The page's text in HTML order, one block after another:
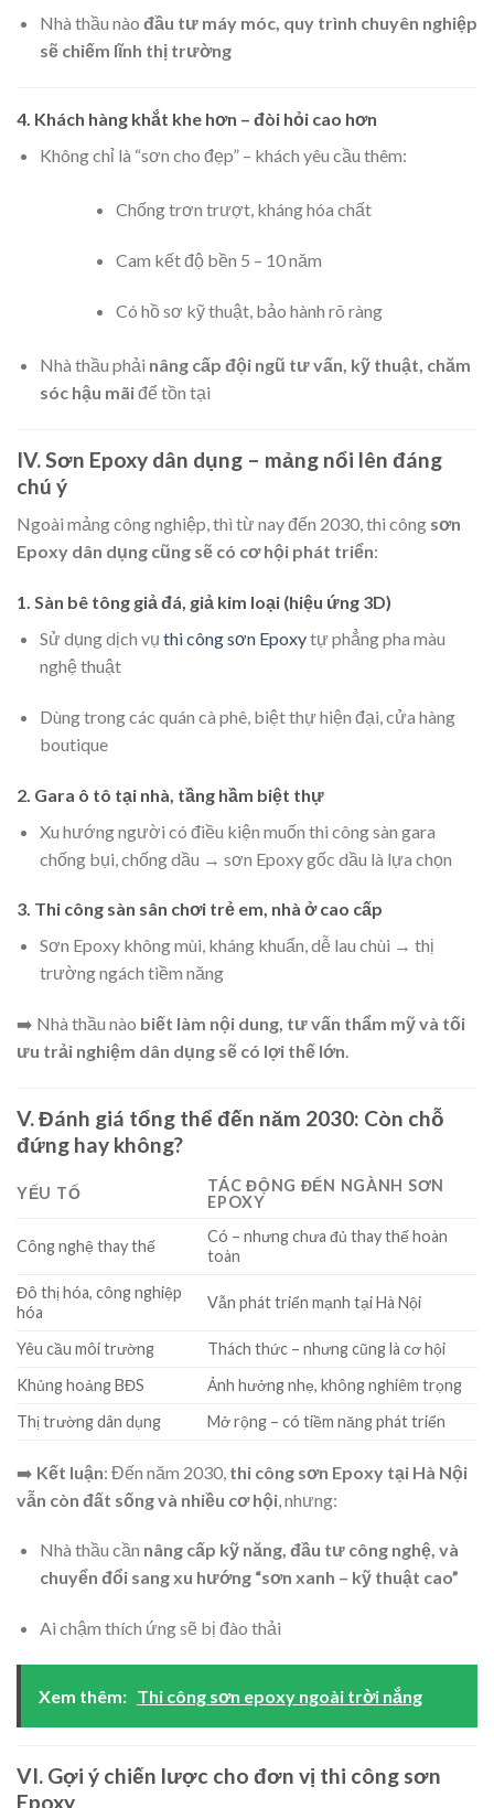
Nhà thầu nào đầu tư máy móc, quy trình chuyên nghiệp
sẽ chiếm lĩnh thị trường
4. Khách hàng khắt khe hơn – đòi hỏi cao hơn
Không chỉ là “sơn cho đẹp” – khách yêu cầu thêm:
Chống trơn trượt, kháng hóa chất
Cam kết độ bền 5 – 10 năm
Có hồ sơ kỹ thuật, bảo hành rõ ràng
Nhà thầu phải nâng cấp đội ngũ tư vấn, kỹ thuật, chăm
sóc hậu mãiđể tồn tại
IV. Sơn Epoxy dân dụng – mảng nổi lên đáng
chú ý
Ngoài mảng công nghiệp, thì từ nay đến 2030, thi công sơn
Epoxy dân dụng cũng sẽ có cơ hội phát triển:
1. Sàn bê tông giả đá, giả kim loại (hiệu ứng 3D)
Sử dụng dịch vụ thi công sơn Epoxytự phẳng pha màu
nghệ thuật
Dùng trong các quán cà phê, biệt thự hiện đại, cửa hàng
boutique
2. Gara ô tô tại nhà, tầng hầm biệt thự
Xu hướng người có điều kiện muốn thi công sàn gara
chống bụi, chống dầu → sơn Epoxy gốc dầu là lựa chọn
3. Thi công sàn sân chơi trẻ em, nhà ở cao cấp
Sơn Epoxy không mùi, kháng khuẩn, dễ lau chùi → thị
trường ngách tiềm năng
➡️ Nhà thầu nào biết làm nội dung, tư vấn thẩm mỹ và tối
ưu trải nghiệm dân dụng sẽ có lợi thế lớn.
V. Đánh giá tổng thể đến năm 2030: Còn chỗ
đứng hay không?
YẾU TỐ
TÁC ĐỘNG ĐẾN NGÀNH SƠN
EPOXY
Công nghệ thay thế
Có – nhưng chưa đủ thay thế hoàn
toàn
Đô thị hóa, công nghiệp
hóa
Vẫn phát triển mạnh tại Hà Nội
Yêu cầu môi trường
Thách thức – nhưng cũng là cơ hội
Khủng hoảng BĐS
Ảnh hưởng nhẹ, không nghiêm trọng
Thị trường dân dụng
Mở rộng – có tiềm năng phát triển
➡️ Kết luận: Đến năm 2030, thi công sơn Epoxy tại Hà Nội
vẫn còn đất sống và nhiều cơ hội , nhưng:
Nhà thầu cần nâng cấp kỹ năng, đầu tư công nghệ, và
chuyển đổi sang xu hướng “sơn xanh – kỹ thuật cao”
Ai chậm thích ứng sẽ bị đào thải
Xem thêm: Thi công sơn epoxy ngoài trời nắng
VI. Gợi ý chiến lược cho đơn vị thi công sơn
Epoxy